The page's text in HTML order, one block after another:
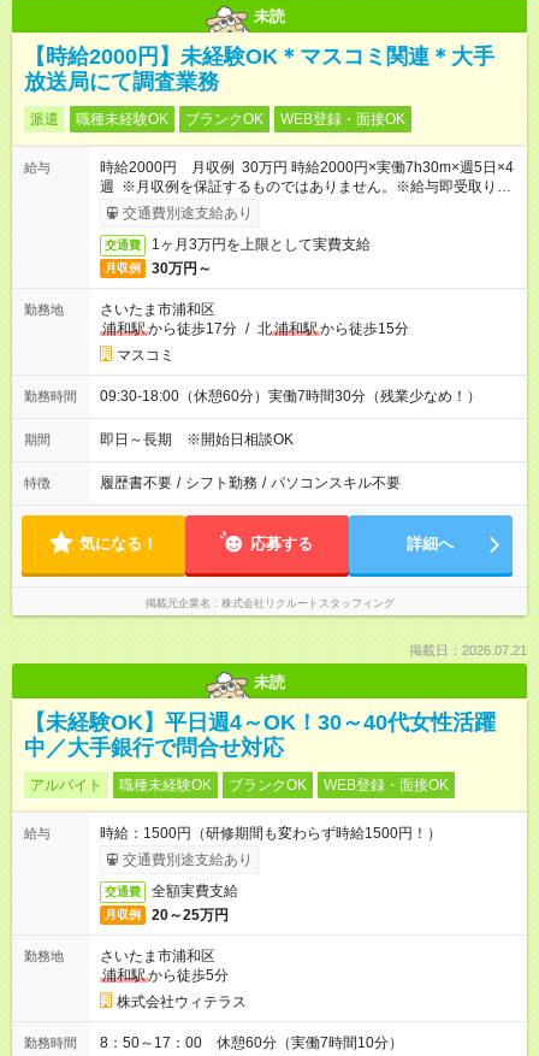
未読
【時給2000円】未経験OK＊マスコミ関連＊大手
放送局にて調査業務
派遣 職種未経験OK ブランクOK WEB登録・面接OK
給与
時給2000円 月収例 30万円 時給2000円×実働7h30m×週5日×4
週 ※月収例を保証するものではありません。※給与即受取りサ
ービス利用可（利用条件有）
交通費別途支給あり
交通費 1ヶ月3万円を上限として実費支給
月収例 30万円～
勤務地
さいたま市浦和区
浦和駅から徒歩17分 / 北浦和駅から徒歩15分
マスコミ
勤務時間 09:30-18:00（休憩60分）実働7時間30分（残業少なめ！）
期間 即日～長期 ※開始日相談OK
特徴 履歴書不要 / シフト勤務 / パソコンスキル不要
気になる！ 応募する 詳細へ
掲載元企業名 株式会社リクルートスタッフィング
掲載日：2026.07.21
未読
【未経験OK】平日週4～OK！30～40代女性活躍
中／大手銀行で問合せ対応
アルバイト 職種未経験OK ブランクOK WEB登録・面接OK
給与
時給：1500円（研修期間も変わらず時給1500円！）
交通費別途支給あり
交通費 全額実費支給
月収例 20～25万円
勤務地
さいたま市浦和区
浦和駅から徒歩5分
株式会社ウィテラス
勤務時間 8：50～17：00 休憩60分（実働7時間10分）